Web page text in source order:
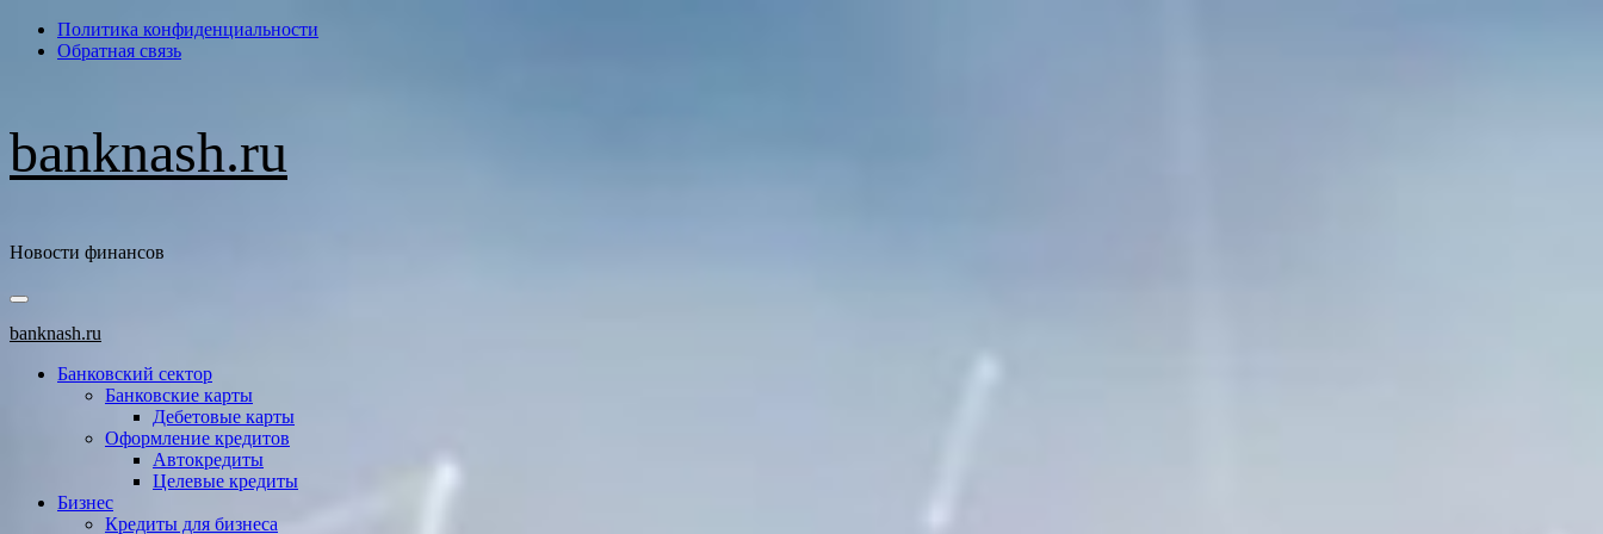
ПерейтиПолитика конфиденциальности
Обратная связь
banknash.ru
Новости финансов
Основное
меню
banknash.ru
Банковский сектор
Банковские карты
Дебетовые карты
Оформление кредитов
Автокредиты
Целевые кредиты
Бизнес
Кредиты для бизнеса